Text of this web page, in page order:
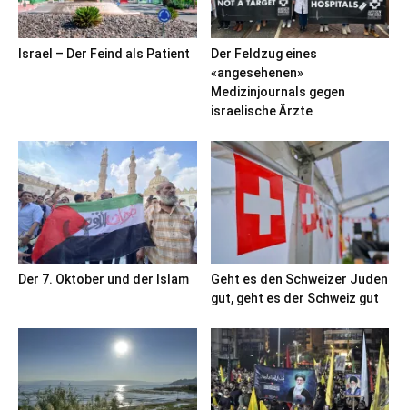
Israel – Der Feind als Patient
Der Feldzug eines
«angesehenen»
Medizinjournals gegen
israelische Ärzte
Der 7. Oktober und der Islam
Geht es den Schweizer Juden
gut, geht es der Schweiz gut